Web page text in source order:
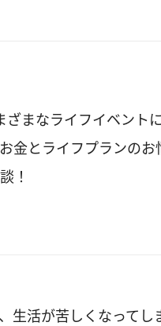
まなライフイベント
金とライフプランの
！
生活が苦しくなって